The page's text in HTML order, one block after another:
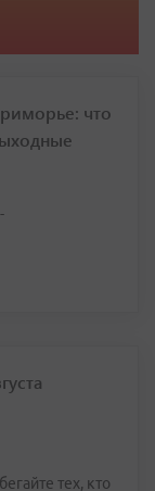
что
тех, кто